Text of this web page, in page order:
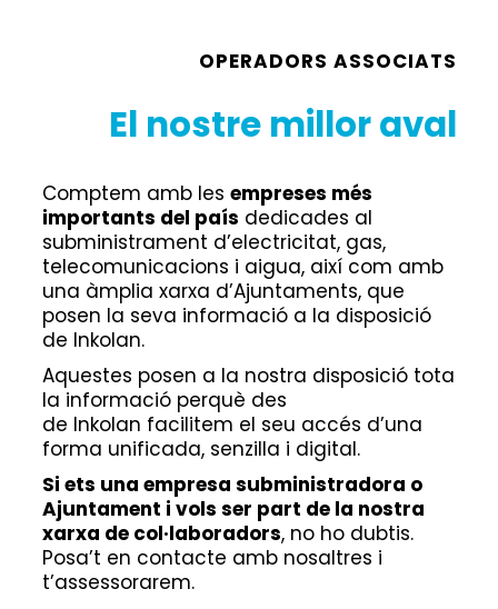
OPERADORS ASSOCIATS
El nostre millor aval
Comptem amb les empreses més
importants del país dedicades al
subministrament d’electricitat, gas,
telecomunicacions i aigua, així com amb
una àmplia xarxa d’Ajuntaments, que
posen la seva informació a la disposició
de Inkolan.
Aquestes posen a la nostra disposició tota
la informació perquè des
de Inkolan facilitem el seu accés d’una
forma unificada, senzilla i digital.
Si ets una empresa subministradora o
Ajuntament i vols ser part de la nostra
xarxa de col·laboradors, no ho dubtis.
Posa’t en contacte amb nosaltres i
t’assessorarem.